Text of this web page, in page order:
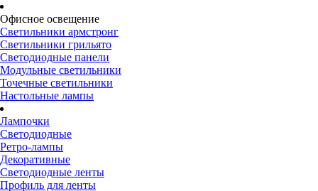
Офисное освещение
Светильники армстронг
Светильники грильято
Светодиодные панели
Модульные светильники
Точечные светильники
Настольные лампы
Лампочки
Светодиодные
Ретро-лампы
Декоративные
Светодиодные ленты
Профиль для ленты